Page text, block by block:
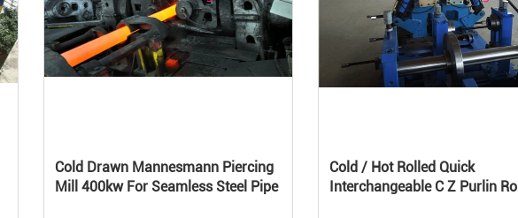
Cold Drawn Mannesmann Piercing
Mill 400kw For Seamless Steel Pipe
Cold / Hot Rolled Quick
Interchangeable C Z Purlin Roll